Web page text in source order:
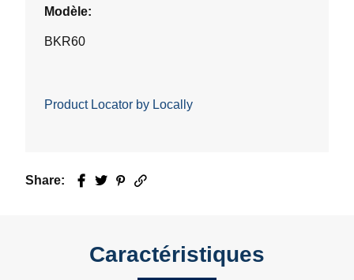
Modèle:
BKR60
Product Locator by Locally
Share: Facebook
TwitterPinterest
Email
Caractéristiques